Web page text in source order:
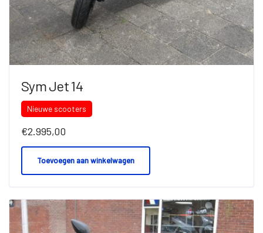
Sym Jet 14
Nieuwe scooters
€2.995,00
Toevoegen aan winkelwagen